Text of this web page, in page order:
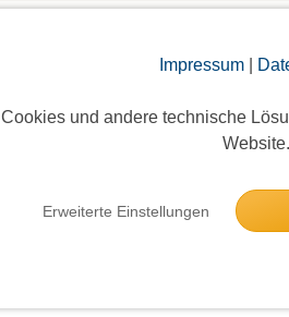
Impressum|
und andere technische
Website.
Erweiterte Einstellungen